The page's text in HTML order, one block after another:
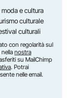
e cultura
culturale
culturali
con regolarità sul
nostra
su MailChimp
. Potrai
nelle email.